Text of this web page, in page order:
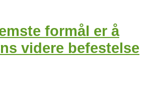
formål er å
videre befestelse